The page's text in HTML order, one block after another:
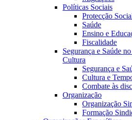
Políticas Sociais
Protecção
Saúde
Ensino e
Fiscalidade
Segurança e Saúde
Cultura
Segurança e
Cultura e
Combate às
Organização
Organização
Formação